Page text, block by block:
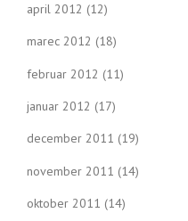
april 2012 (12)
marec 2012 (18)
februar 2012 (11)
januar 2012 (17)
december 2011 (19)
november 2011 (14)
oktober 2011 (14)